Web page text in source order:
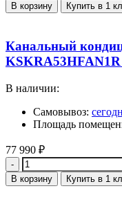
В корзину Купить в 1
Канальный
В наличии:
Самовывоз:
Площадь
77 990 ₽
Количество
В корзину Купить в 1